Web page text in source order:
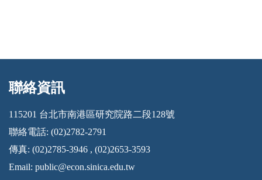
:::
聯絡資訊
115201 台北市南港區研究院路二段128號
聯絡電話: (02)2782-2791
傳真: (02)2785-3946 , (02)2653-3593
Email: public@econ.sinica.edu.tw